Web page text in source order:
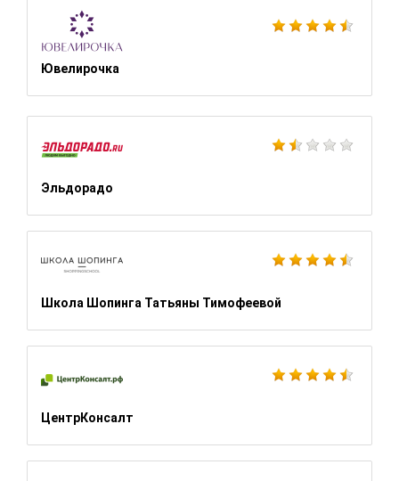
Ювелирочка
Эльдорадо
Школа Шопинга Татьяны Тимофеевой
ЦентрКонсалт